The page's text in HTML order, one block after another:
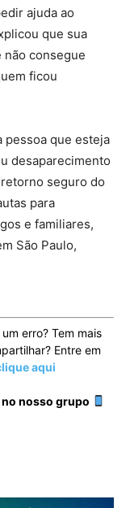
ajuda ao
que sua
não consegue
ficou
pessoa que esteja
desaparecimento
seguro do
para
e familiares,
São Paulo,
erro? Tem mais
Entre em
aqui
no nosso grupo